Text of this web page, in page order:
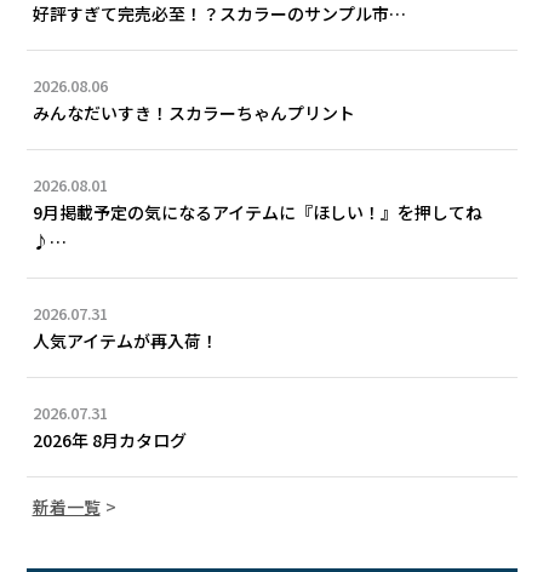
好評すぎて完売必至！？スカラーのサンプル市…
2026.08.06
みんなだいすき！スカラーちゃんプリント
2026.08.01
9月掲載予定の気になるアイテムに『ほしい！』を押してね
♪…
2026.07.31
人気アイテムが再入荷！
2026.07.31
2026年 8月カタログ
新着一覧